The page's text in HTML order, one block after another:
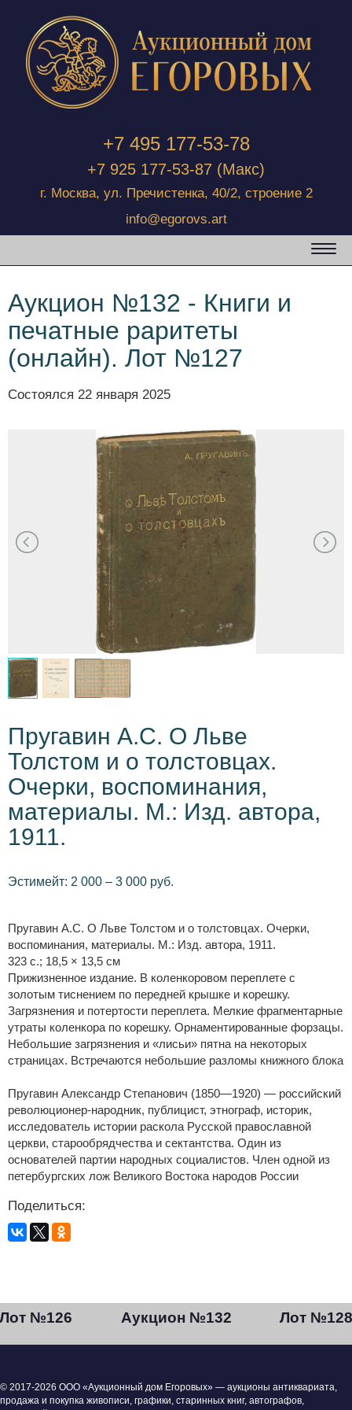
+7 495 177-53-78
+7 925 177-53-87 (Макс)
г. Москва, ул. Пречистенка, 40/2, строение 2
info@egorovs.art
Аукцион №132 - Книги и
печатные раритеты
(онлайн). Лот №127
Состоялся 22 января 2025
Пругавин А.С. О Льве
Толстом и о толстовцах.
Очерки, воспоминания,
материалы. М.: Изд. автора,
1911.
Эстимейт: 2 000 – 3 000 руб.
Пругавин А.С. О Льве Толстом и о толстовцах. Очерки,
воспоминания, материалы. М.: Изд. автора, 1911.
323 с.; 18,5 × 13,5 см
Прижизненное издание. В коленкоровом переплете с
золотым тиснением по передней крышке и корешку.
Загрязнения и потертости переплета. Мелкие фрагментарные
утраты коленкора по корешку. Орнаментированные форзацы.
Небольшие загрязнения и «лисьи» пятна на некоторых
страницах. Встречаются небольшие разломы книжного блока
Пругавин Александр Степанович (1850—1920) — российский
революционер-народник, публицист, этнограф, историк,
исследователь истории раскола Русской православной
церкви, старообрядчества и сектантства. Один из
основателей партии народных социалистов. Член одной из
петербургских лож Великого Востока народов России
Поделиться:
Лот №126 Аукцион №132 Лот №128
© 2017-2026 ООО «Аукционный дом Егоровых» — аукционы антиквариата,
продажа и покупка живописи, графики, старинных книг, автографов,